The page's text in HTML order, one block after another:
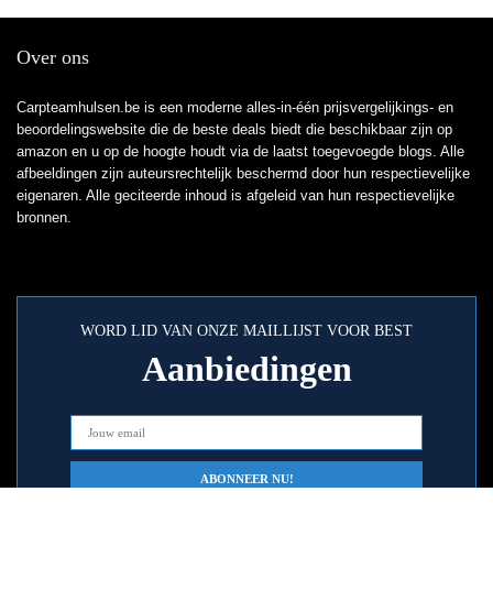
Over ons
Carpteamhulsen.be is een moderne alles-in-één prijsvergelijkings- en
beoordelingswebsite die de beste deals biedt die beschikbaar zijn op
amazon en u op de hoogte houdt via de laatst toegevoegde blogs. Alle
afbeeldingen zijn auteursrechtelijk beschermd door hun respectievelijke
eigenaren. Alle geciteerde inhoud is afgeleid van hun respectievelijke
bronnen.
WORD LID VAN ONZE MAILLIJST VOOR BEST
Aanbiedingen